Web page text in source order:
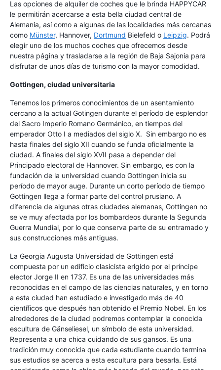
Las opciones de alquiler de coches que le brinda HAPPYCAR
le permitirán acercarse a esta bella ciudad central de
Alemania, así como a algunas de las localidades más cercanas
como Münster, Hannover, Dortmund Bielefeld o Leipzig. Podrá
elegir uno de los muchos coches que ofrecemos desde
nuestra página y trasladarse a la región de Baja Sajonia para
disfrutar de unos días de turismo con la mayor comodidad.
Gottingen, ciudad universitaria
Tenemos los primeros conocimientos de un asentamiento
cercano a la actual Gotingen durante el período de esplendor
del Sacro Imperio Romano Germánico, en tiempos del
emperador Otto I a mediados del siglo X. Sin embargo no es
hasta finales del siglo XII cuando se funda oficialmente la
ciudad. A finales del siglo XVII pasa a depender del
Principado electoral de Hannover. Sin embargo, es con la
fundación de la universidad cuando Gottingen inicia su
período de mayor auge. Durante un corto período de tiempo
Gottingen llega a formar parte del control prusiano. A
diferencia de algunas otras ciudades alemanas, Gottingen no
se ve muy afectada por los bombardeos durante la Segunda
Guerra Mundial, por lo que conserva parte de su entramado y
sus construcciones más antiguas.
La Georgia Augusta Universidad de Gottingen está
compuesta por un edificio clasicista erigido por el príncipe
elector Jorge II en 1737. Es una de las universidades más
reconocidas en el campo de las ciencias naturales, y en torno
a esta ciudad han estudiado e investigado más de 40
científicos que después han obtenido el Premio Nobel. En los
alrededores de la ciudad podremos contemplar la conocida
escultura de Gänseliesel, un símbolo de esta universidad.
Representa a una chica cuidando de sus gansos. Es una
tradición muy conocida que cada estudiante cuando termina
sus estudios se acerca a esta escultura para besarla. Está